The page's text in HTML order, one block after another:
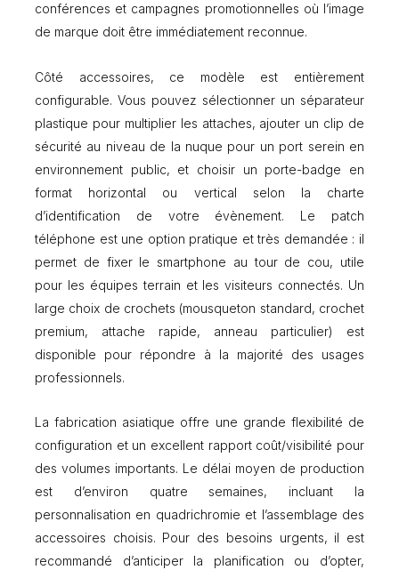
conférences et campagnes promotionnelles où l’image
de marque doit être immédiatement reconnue.
Côté accessoires, ce modèle est entièrement
configurable. Vous pouvez sélectionner un séparateur
plastique pour multiplier les attaches, ajouter un clip de
sécurité au niveau de la nuque pour un port serein en
environnement public, et choisir un porte-badge en
format horizontal ou vertical selon la charte
d’identification de votre évènement. Le patch
téléphone est une option pratique et très demandée : il
permet de fixer le smartphone au tour de cou, utile
pour les équipes terrain et les visiteurs connectés. Un
large choix de crochets (mousqueton standard, crochet
premium, attache rapide, anneau particulier) est
disponible pour répondre à la majorité des usages
professionnels.
La fabrication asiatique offre une grande flexibilité de
configuration et un excellent rapport coût/visibilité pour
des volumes importants. Le délai moyen de production
est d’environ quatre semaines, incluant la
personnalisation en quadrichromie et l’assemblage des
accessoires choisis. Pour des besoins urgents, il est
recommandé d’anticiper la planification ou d’opter,